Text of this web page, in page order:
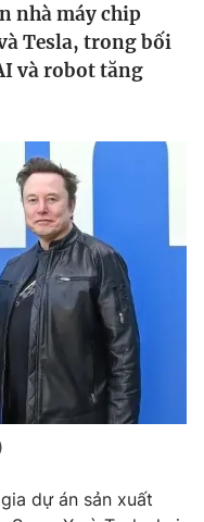
nhà máy chip
Tesla, trong bối
và robot tăng
dự án sản xuất